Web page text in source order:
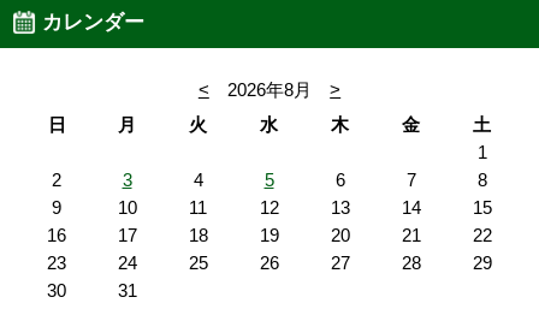
カレンダー
< 2026年8月
>
日
月 火 水 木 金
土
1
2
3 4 5 6 7
8
9
10 11 12 13 14
15
16
17 18 19 20 21
22
23
24 25 26 27 28
29
30
31